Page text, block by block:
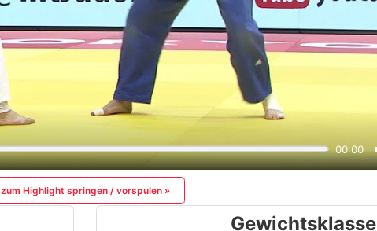
zum Highlight springen / vorspulen »
Gewichtsklasse